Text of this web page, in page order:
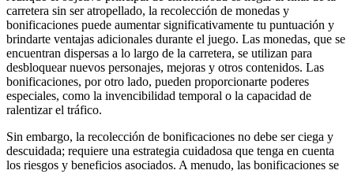
carretera sin ser atropellado, la recolección de monedas y
bonificaciones puede aumentar significativamente tu puntuación y
brindarte ventajas adicionales durante el juego. Las monedas, que se
encuentran dispersas a lo largo de la carretera, se utilizan para
desbloquear nuevos personajes, mejoras y otros contenidos. Las
bonificaciones, por otro lado, pueden proporcionarte poderes
especiales, como la invencibilidad temporal o la capacidad de
ralentizar el tráfico.
Sin embargo, la recolección de bonificaciones no debe ser ciega y
descuidada; requiere una estrategia cuidadosa que tenga en cuenta
los riesgos y beneficios asociados. A menudo, las bonificaciones se